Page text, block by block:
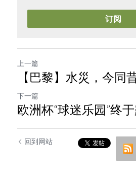
订阅
上一篇
【巴黎】水災，今同
下一篇
欧洲杯“球迷乐园”终
回到网站